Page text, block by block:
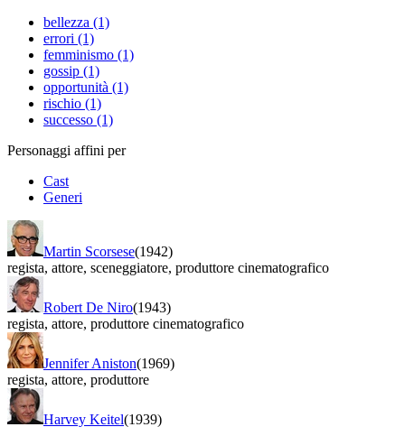
bellezza (1)
errori (1)
femminismo (1)
gossip (1)
opportunità (1)
rischio (1)
successo (1)
Personaggi affini per
Cast
Generi
Martin Scorsese(1942)
regista, attore, sceneggiatore, produttore cinematografico
Robert De Niro(1943)
regista, attore, produttore cinematografico
Jennifer Aniston(1969)
regista, attore, produttore
Harvey Keitel(1939)